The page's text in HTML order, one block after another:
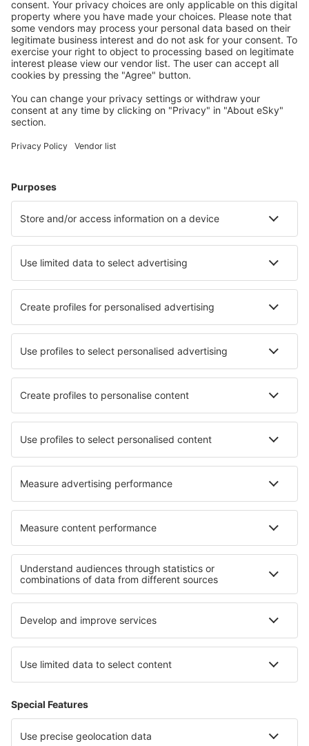
Prețuri atractive și oferte speciale pentru utilizatorii
conectați.
Cazarea preferată
Alege din peste 1,3 mil. de opţiuni: hoteluri, cabane,
Cele mai căutate hoteluri de către utilizatorii eSky
Hoteluri în Roma
Hoteluri în Napoli Hoteluri în Palermo
Hoteluri în San Teodoro Hoteluri în Lignano Sabbiadoro
Hoteluri în Torri del Benaco Hoteluri în Alghero
Cele mai bune hoteluri - orașe
Hoteluri în Fatsa Hoteluri în Sandusky
Hoteluri în Long Sault Hoteluri în Bliesdorf
Hoteluri în Gloucester Hoteluri în La Crau-de-Chateaurenard
Cele mai bune hoteluri - regiuni
Hoteluri in Lacul Garda Hoteluri în Coasta Amalfi
Hoteluri pe Coasta Rimini Hoteluri in Val Rendena
Hoteluri in Pejo Fonti Hoteluri in Addo Elephant National Park
Hoteluri in Dalmatia Hoteluri in Saxonia